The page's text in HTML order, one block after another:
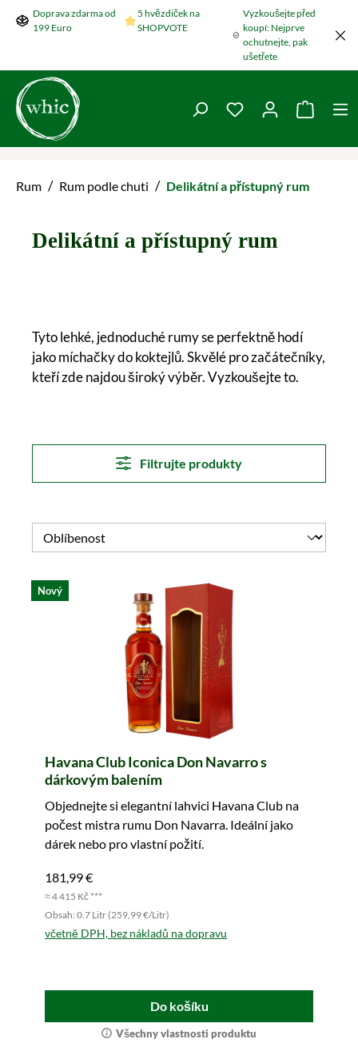
Přeskočit na hlavní obsah
Doprava zdarma od
199 Euro
5 hvězdiček na
SHOPVOTE
Vyzkoušejte před
koupí: Nejprve
ochutnejte, pak
ušetřete
Máte 0 položky v
Rum / Rum podle chuti / Delikátní a přístupný rum
Delikátní a přístupný rum
Tyto lehké, jednoduché rumy se perfektně hodí
jako míchačky do koktejlů. Skvělé pro začátečníky,
kteří zde najdou široký výběr. Vyzkoušejte to.
Filtrujte produkty
Nový
Havana Club Iconica Don Navarro s
dárkovým balením
Objednejte si elegantní lahvici Havana Club na
počest mistra rumu Don Navarra. Ideální jako
dárek nebo pro vlastní požití.
181,99 €
≈ 4 415 Kč ***
Obsah: 0.7 Litr (259,99 €/Litr)
včetně DPH, bez nákladů na dopravu
Do košíku
Všechny vlastnosti produktu